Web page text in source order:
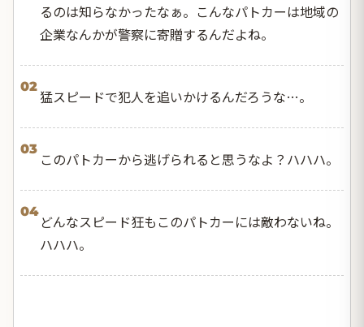
るのは知らなかったなぁ。こんなパトカーは地域の
企業なんかが警察に寄贈するんだよね。
02
猛スピードで犯人を追いかけるんだろうな…。
03
このパトカーから逃げられると思うなよ？ハハハ。
04
どんなスピード狂もこのパトカーには敵わないね。
ハハハ。